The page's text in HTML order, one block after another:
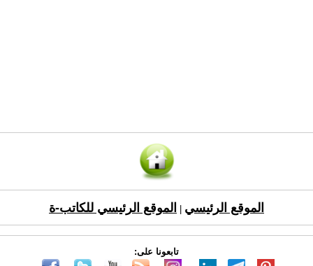
الموقع الرئيسي الموقع الرئيسي للكاتب-ة
تابعونا على: